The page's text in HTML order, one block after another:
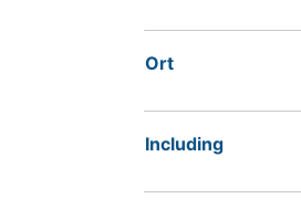
Ort
Including